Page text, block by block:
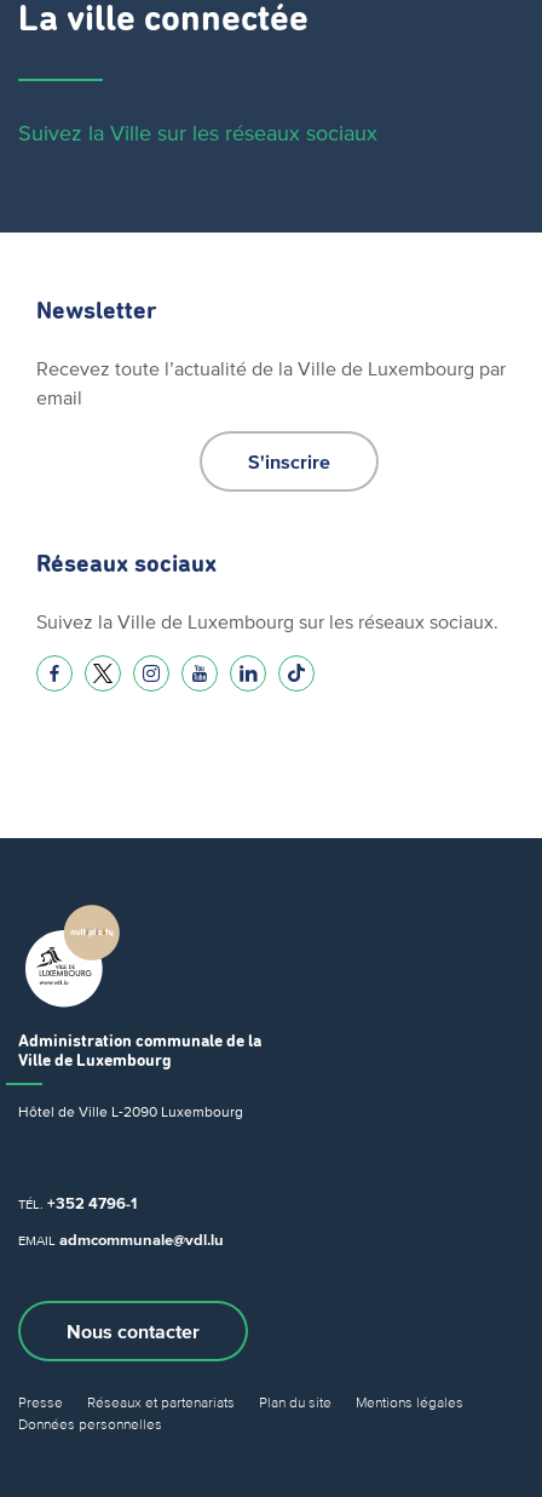
La ville connectée
Suivez la Ville sur les réseaux sociaux
Newsletter
Recevez toute l’actualité de la Ville de Luxembourg par
email
S'inscrire
Réseaux sociaux
Suivez la Ville de Luxembourg sur les réseaux sociaux.
Administration communale de la
Ville de Luxembourg
Hôtel de Ville L-2090 Luxembourg
TÉL. +352 4796-1
EMAIL admcommunale@vdl.lu
Nous contacter
Presse Réseaux et partenariats Plan du site
Mentions légales
Données personnelles